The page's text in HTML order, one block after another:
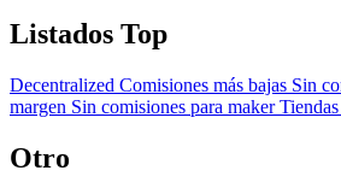
Listados Top
Decentralized Comisiones más bajas Sin
margen Sin comisiones para maker
Otro